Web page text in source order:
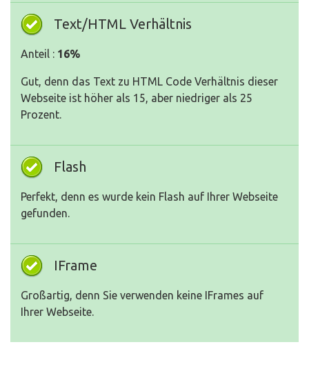
Text/HTML Verhältnis
Anteil : 16%
Gut, denn das Text zu HTML Code Verhältnis dieser
Webseite ist höher als 15, aber niedriger als 25
Prozent.
Flash
Perfekt, denn es wurde kein Flash auf Ihrer Webseite
gefunden.
IFrame
Großartig, denn Sie verwenden keine IFrames auf
Ihrer Webseite.